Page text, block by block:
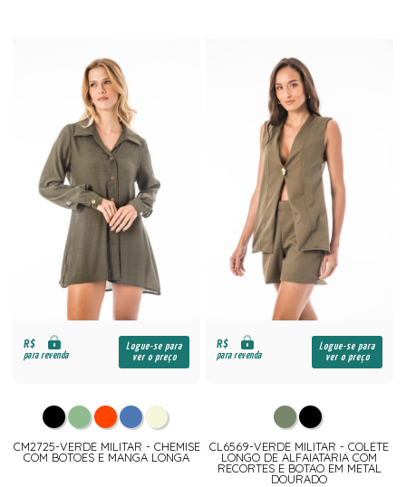
R$
para revenda
Logue-se para
ver o preço
CM2725-VERDE MILITAR - CHEMISE
COM BOTOES E MANGA LONGA
R$
para revenda
Logue-se para
ver o preço
CL6569-VERDE MILITAR - COLETE
LONGO DE ALFAIATARIA COM
RECORTES E BOTAO EM METAL
DOURADO